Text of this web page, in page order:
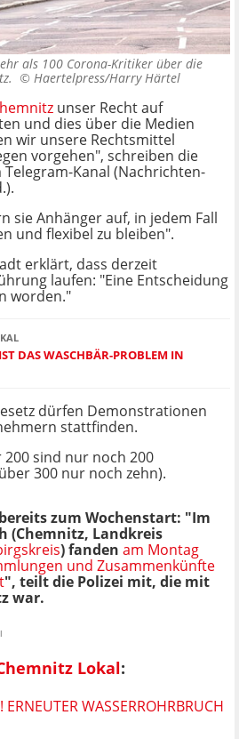
als 100 Corona-Kritiker über die
© Haertelpress/Harry Härtel
unser Recht auf
und dies über die Medien
wir unsere Rechtsmittel
vorgehen", schreiben die
Kanal (Nachrichten-
sie Anhänger auf, in jedem Fall
und flexibel zu bleiben".
erklärt, dass derzeit
laufen: "Eine Entscheidung
worden."
DAS WASCHBÄR-PROBLEM IN C
dürfen Demonstrationen
stattfinden.
200 sind nur noch 200
300 nur noch zehn).
zum Wochenstart: "Im
(Chemnitz, Landkreis
) fanden am Montag
und Zusammenkünfte
", teilt die Polizei mit, die mit
war.
Lokal:
WASSERROHRBRUCH